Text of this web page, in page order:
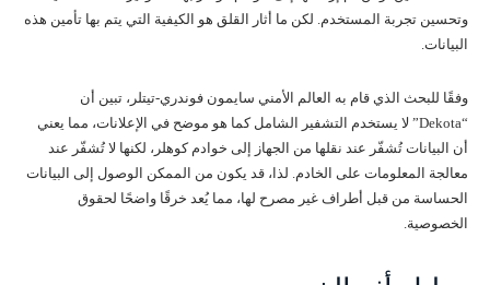
وتحسين تجربة المستخدم. لكن ما أثار القلق هو الكيفية التي يتم بها تأمين هذه
البيانات.
وفقًا للبحث الذي قام به العالم الأمني سايمون فوندري-تيتلر، تبين أن
“Dekota” لا يستخدم التشفير الشامل كما هو موضح في الإعلانات، مما يعني
أن البيانات تُشفّر عند نقلها من الجهاز إلى خوادم كوهلر، لكنها لا تُشفّر عند
معالجة المعلومات على الخادم. لذا، قد يكون من الممكن الوصول إلى البيانات
الحساسة من قبل أطراف غير مصرح لها، مما يُعد خرقًا واضحًا لحقوق
الخصوصية.